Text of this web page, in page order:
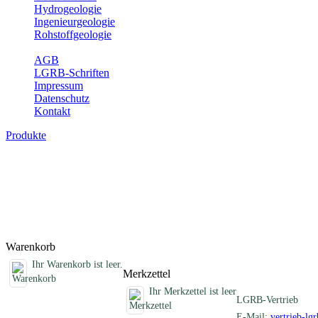
Hydrogeologie
Ingenieurgeologie
Rohstoffgeologie
AGB
LGRB-Schriften
Impressum
Datenschutz
Kontakt
Produkte
Warenkorb
Ihr Warenkorb ist leer.
Merkzettel
Ihr Merkzettel ist leer
LGRB-Vertrieb